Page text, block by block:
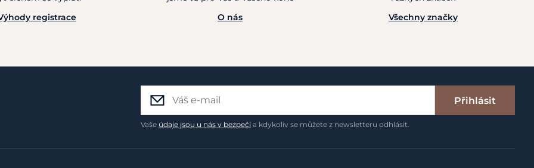
registrace
O nás
Všechny značky
Přihlásit
Vaše údaje jsou u nás v bezpečía kdykoliv se můžete z newsletteru odhlásit.